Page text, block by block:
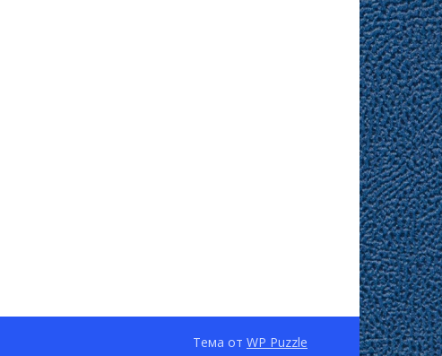
Тема от WP Puzzle